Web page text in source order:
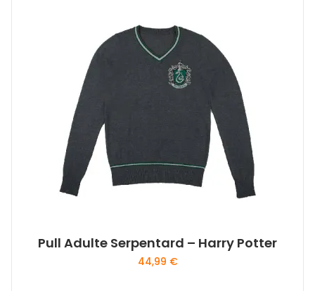
Pull Adulte Serpentard – Harry Potter
44,99 €